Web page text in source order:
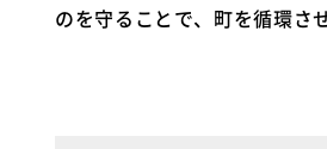
のを守ることで、町を循環さ